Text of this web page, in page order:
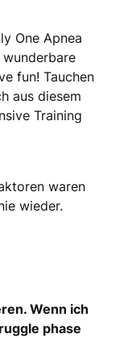
One Apnea
wunderbare
fun! Tauchen
aus diesem
Training
waren
wieder.
Wenn ich
phase